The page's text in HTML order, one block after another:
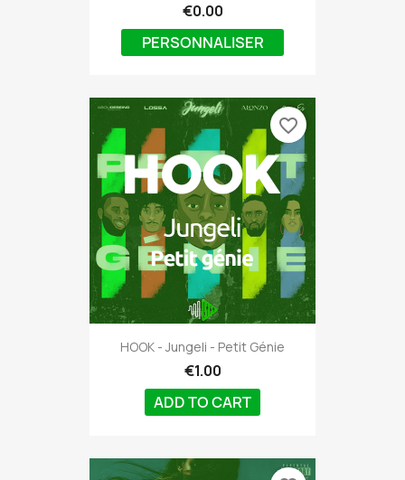
€0.00
PERSONNALISER
HOOK - Jungeli - Petit Génie
€1.00
ADD TO CART
favorite_border